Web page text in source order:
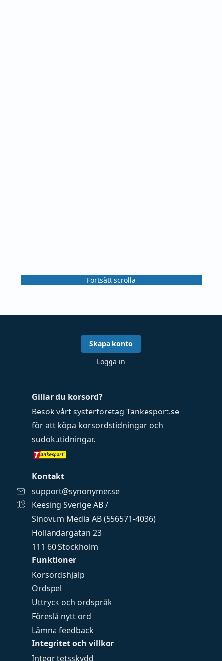
Fortsätt scrolla
Funktioner
Korsordshjälp
Ordspel
Uttryck och ordspråk
Föreslå nytt ord
Lämna feedback
Integritet och villkor
Integritetsskydd
Gillar du korsord?
Besök vårt systerföretag Tankesport.se
för att köpa korsordstidningar och
sudokutidningar.
Kontakt
support@synonymer.se
Keesing Sverige AB /
Sinovum Media AB (556571-4036)
Holländargatan 23
111 60 Stockholm
Skapa konto
Logga in